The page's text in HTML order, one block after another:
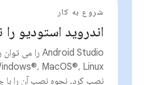
شروع به کار
اندروید استودیو
نصب کرد. نحوه نصب آن را با